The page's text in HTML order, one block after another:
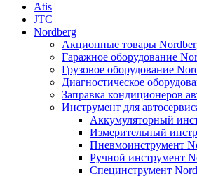
Atis
JTC
Nordberg
Акционные товары
Гаражное оборудование
Грузовое оборудование
Диагностическое
Заправка кондиционеров
Инструмент для
Аккумуляторный
Измерительный
Пневмоинструмент
Ручной инструмент
Специнструмент